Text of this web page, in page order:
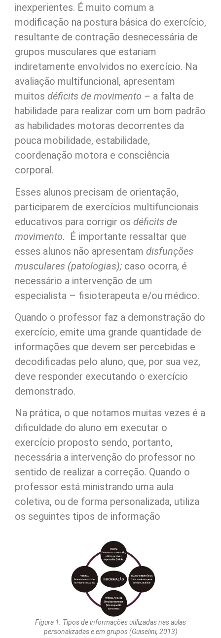
inexperientes. É muito comum a
modificação na postura básica do exercício,
resultante de contração desnecessária de
grupos musculares que estariam
indiretamente envolvidos no exercício. Na
avaliação multifuncional, apresentam
muitos déficits de movimento – a falta de
habilidade para realizar com um bom padrão
as habilidades motoras decorrentes da
pouca mobilidade, estabilidade,
coordenação motora e consciência
corporal.
Esses alunos precisam de orientação,
participarem de exercícios multifuncionais
educativos para corrigir os déficits de
movimento. É importante ressaltar que
esses alunos não apresentam disfunções
musculares (patologias); caso ocorra, é
necessário a intervenção de um
especialista – fisioterapeuta e/ou médico.
Quando o professor faz a demonstração do
exercício, emite uma grande quantidade de
informações que devem ser percebidas e
decodificadas pelo aluno, que, por sua vez,
deve responder executando o exercício
demonstrado.
Na prática, o que notamos muitas vezes é a
dificuldade do aluno em executar o
exercício proposto sendo, portanto,
necessária a intervenção do professor no
sentido de realizar a correção. Quando o
professor está ministrando uma aula
coletiva, ou de forma personalizada, utiliza
os seguintes tipos de informação
Figura 1. Tipos de informações utilizadas nas aulas
personalizadas e em grupos (Guiselini, 2013)